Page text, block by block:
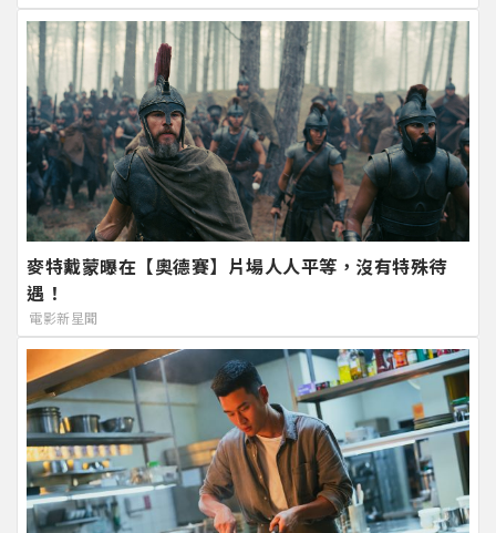
麥特戴蒙曝在【奧德賽】片場人人平等，沒有特殊待
遇！
電影新星聞